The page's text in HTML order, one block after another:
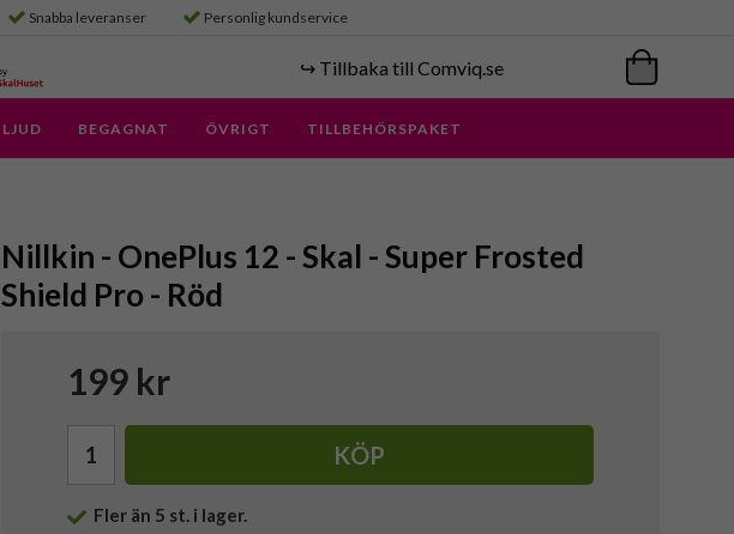
Snabba leveranser Personlig kundservice
↪️ Tillbaka till Comviq.se
LJUD BEGAGNAT ÖVRIGT TILLBEHÖRSPAKET
Nillkin - OnePlus 12 - Skal - Super Frosted
Shield Pro - Röd
199 kr
KÖP
Fler än 5 st. i lager.